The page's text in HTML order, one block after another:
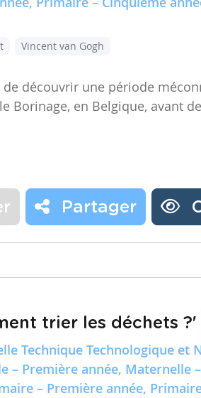
Vincent van Gogh
découvrir une période
Borinage, en Belgique, avant
Partager
trier les déchets ?'
Technique Technologique et
– Première année, Maternelle
– Première année,